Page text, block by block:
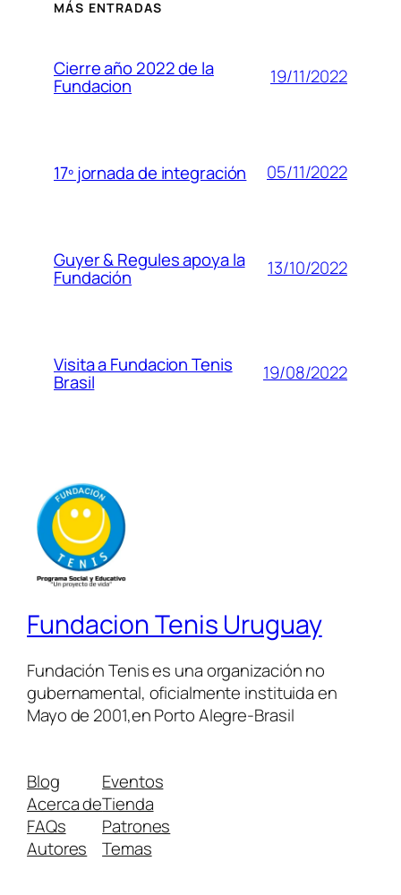
MÁS ENTRADAS
Cierre año 2022 de la
Fundacion 19/11/2022
17º jornada de integración 05/11/2022
Guyer & Regules apoya la
Fundación 13/10/2022
Visita a Fundacion Tenis
Brasil 19/08/2022
Fundacion Tenis Uruguay
Fundación Tenis es una organización no
gubernamental, oficialmente instituida en
Mayo de 2001,en Porto Alegre-Brasil
Blog
Acerca de
FAQs
Autores
Eventos
Tienda
Patrones
Temas